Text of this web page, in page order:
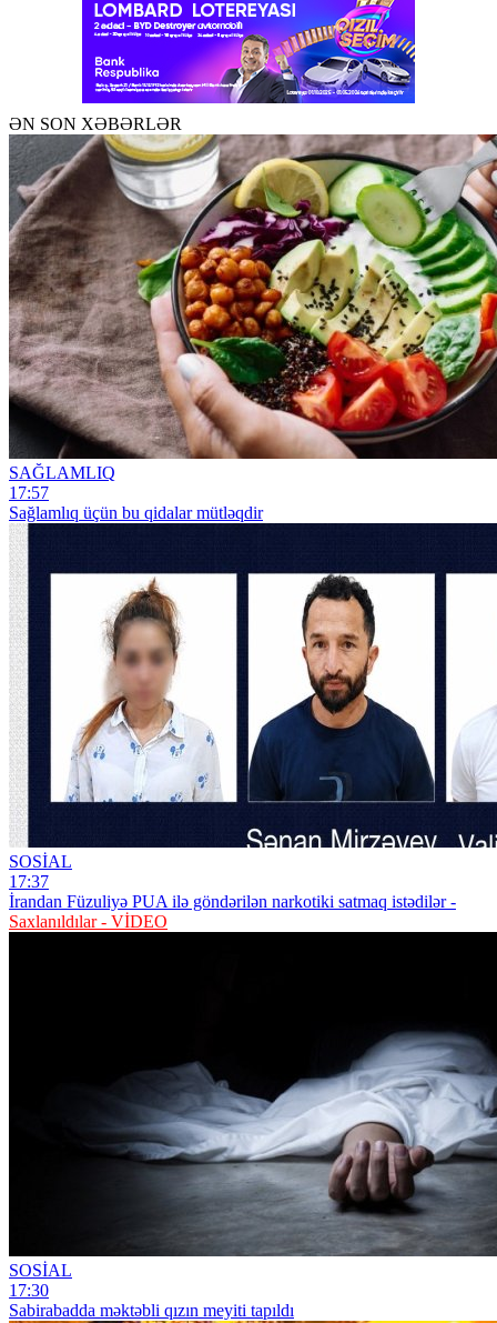
ƏN SON XƏBƏRLƏR
SAĞLAMLIQ
17:57
Sağlamlıq üçün bu qidalar mütləqdir
SOSİAL
17:37
İrandan Füzuliyə PUA ilə göndərilən narkotiki satmaq istədilər -
Saxlanıldılar - VİDEO
SOSİAL
17:30
Sabirabadda məktəbli qızın meyiti tapıldı